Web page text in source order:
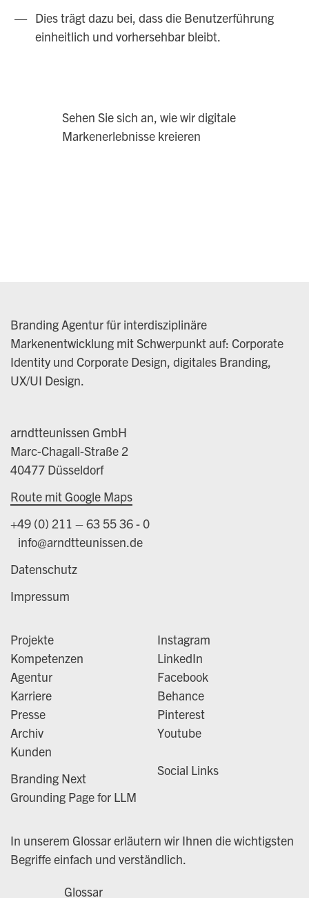
Dies trägt dazu bei, dass die Benutzerführung
einheitlich und vorhersehbar bleibt.
Sehen Sie sich an, wie wir digitale
Markenerlebnisse kreieren
Branding Agentur für interdisziplinäre
Markenentwicklung mit Schwerpunkt auf: Corporate
Identity und Corporate Design, digitales Branding,
UX/UI Design.
arndtteunissen GmbH
Marc-Chagall-Straße 2
40477 Düsseldorf
Route mit Google Maps
+49 (0) 211 – 63 55 36 - 0
info@arndtteunissen.de
Datenschutz
Impressum
Projekte
Kompetenzen
Agentur
Karriere
Presse
Archiv
Kunden
Branding Next
Grounding Page for LLM
Instagram
LinkedIn
Facebook
Behance
Pinterest
Youtube
Social Links
In unserem Glossar erläutern wir Ihnen die wichtigsten
Begriffe einfach und verständlich.
Glossar